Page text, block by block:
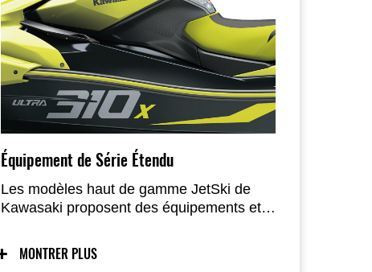
Équipement de Série Étendu
Les modèles haut de gamme JetSki de
Kawasaki proposent des équipements et
confort et la facilité d’utilisation.
MONTRER PLUS